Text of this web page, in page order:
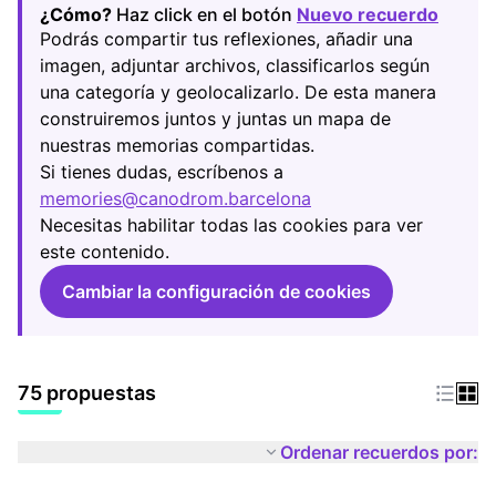
¿Cómo? Haz click en el botón Nuevo recuerdo
Podrás compartir tus reflexiones, añadir una
imagen, adjuntar archivos, classificarlos según
una categoría y geolocalizarlo. De esta manera
construiremos juntos y juntas un mapa de
nuestras memorias compartidas.
Si tienes dudas, escríbenos a
memories@canodrom.barcelona
(Abrir en una
Necesitas habilitar todas las cookies para ver
este contenido.
Cambiar la configuración de cookies
75 propuestas
Ordenar recuerdos por: